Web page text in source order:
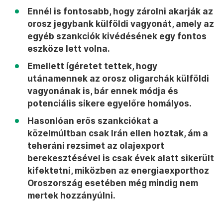
Ennél is fontosabb, hogy zárolni akarják az
orosz jegybank külföldi vagyonát, amely az
egyéb szankciók kivédésének egy fontos
eszköze lett volna.
Emellett ígéretet tettek, hogy
utánamennek az orosz oligarchák külföldi
vagyonának is, bár ennek módja és
potenciális sikere egyelőre homályos.
Hasonlóan erős szankciókat a
közelmúltban csak Irán ellen hoztak, ám a
teheráni rezsimet az olajexport
berekesztésével is csak évek alatt sikerült
kifektetni, miközben az energiaexporthoz
Oroszország esetében még mindig nem
mertek hozzányúlni.